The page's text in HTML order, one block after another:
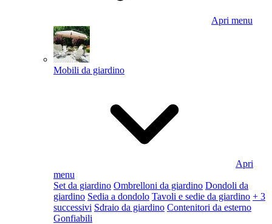
Apri menu
Mobili da giardino
Apri
menu
Set da giardino Ombrelloni da giardino Dondoli da
giardino Sedia a dondolo Tavoli e sedie da giardino + 3
successivi Sdraio da giardino Contenitori da esterno
Gonfiabili